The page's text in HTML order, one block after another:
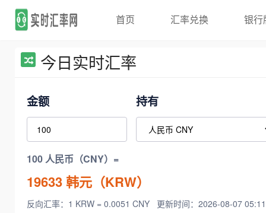
首页 汇率兑换 银行
今日实时汇率
金额 持有
100 人民币（CNY）=
19633韩元（KRW）
反向汇率：1 KRW = 0.0051 CNY 更新时间：2026-08-07